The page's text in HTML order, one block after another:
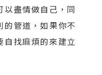
以盡情做自己，同
的管道，如果你不
自找麻煩的來建立